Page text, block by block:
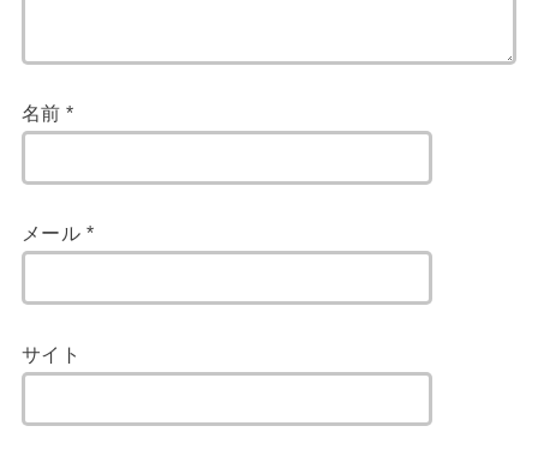
名前*
メール *
サイト